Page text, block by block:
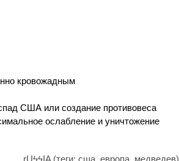
кровожадным
США или создание противовеса
ослабление и уничтожение